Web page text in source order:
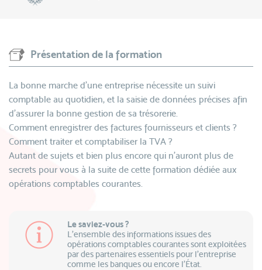
Présentation de la formation
La bonne marche d’une entreprise nécessite un suivi
comptable au quotidien, et la saisie de données précises afin
d’assurer la bonne gestion de sa trésorerie.
Comment enregistrer des factures fournisseurs et clients ?
Comment traiter et comptabiliser la TVA ?
Autant de sujets et bien plus encore qui n’auront plus de
secrets pour vous à la suite de cette formation dédiée aux
opérations comptables courantes.
Le saviez-vous ?
L’ensemble des informations issues des
opérations comptables courantes sont exploitées
par des partenaires essentiels pour l’entreprise
comme les banques ou encore l’État.